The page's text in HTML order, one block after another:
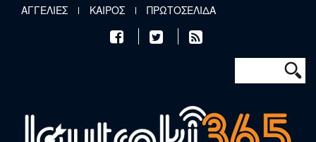
Παράκαμψη προς το κυρίως περιεχόμενο
ΑΓΓΕΛΙΕΣ ΚΑΙΡΟΣ ΠΡΩΤΟΣΕΛΙΔΑ
Φόρμα
Αναζήτηση